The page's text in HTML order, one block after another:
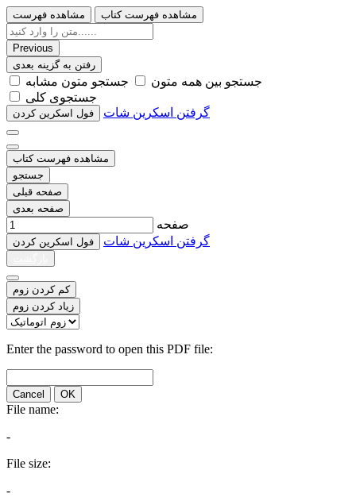
مشاهده فهرست مشاهده فهرست کتاب
Previous
رفتن به گزینه بعدی
ﺟﺴﺘﺠﻮ ﺑﯿﻦ ﻫﻤﻪ ﻣﺘﻮﻥ
ﺟﺴﺘﺠﻮ ﻣﺘﻮﻥ ﻣﺸﺎﺑﻪ
ﺟﺴﺘﺠﻮﯼ ﮐﻠﯽ
ﻓﻮﻝ اﺳﮑﺮﯾﻦ ﮐﺮﺩﻥ گرفتن اسکرین شات
مشاهده فهرست کتاب
جستجو
صفحه قبلی
صفحه بعدی
صفحه
ﻓﻮﻝ اﺳﮑﺮﯾﻦ ﮐﺮﺩﻥ گرفتن اسکرین شات
کم کردن زوم
زیاد کردن زوم
Enter the password to open this PDF file:
Cancel OK
File name:
-
File size:
-